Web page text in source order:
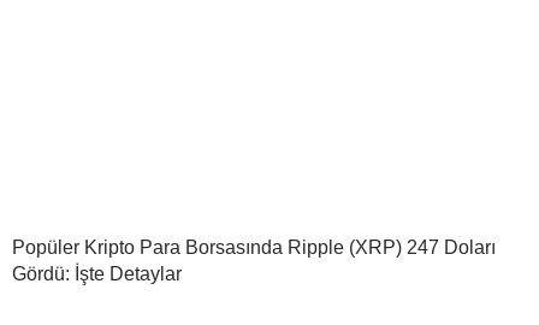
Popüler Kripto Para Borsasında Ripple (XRP) 247 Doları
Gördü: İşte Detaylar